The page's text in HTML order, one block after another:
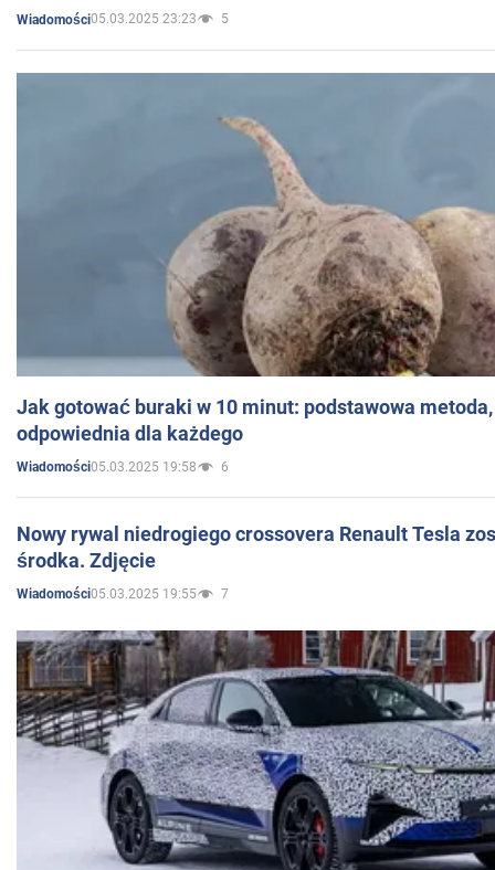
Wiadomości05.03.2025 23:23 5
Jak gotować buraki w 10 minut: podstawowa
odpowiednia dla każdego
Wiadomości05.03.2025 19:58 6
Nowy rywal niedrogiego crossovera Renault Tesla
środka. Zdjęcie
Wiadomości05.03.2025 19:55 7